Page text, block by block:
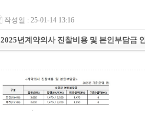
작성일 : 25-01-14 13:16
2025년계약의사 진찰비용 및 본인부담금